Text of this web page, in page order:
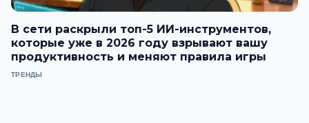
В сети раскрыли топ-5 ИИ-инструментов,
которые уже в 2026 году взрывают вашу
продуктивность и меняют правила игры
ТРЕНДЫ